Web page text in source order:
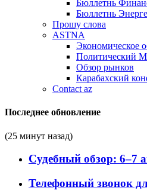
Бюллетнь
Бюллетнь
Прошу слова
ASTNA
Экономическое
Политический
Обзор рынков
Карабахский
Contact az
Последнее обновление
(25 минут назад)
Судебный обзор: 6–7
Телефонный звонок